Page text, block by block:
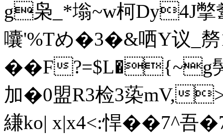
g枭_*塕~w柯Dy4J
囔'%Tめ�3�&哂Y议_剺
��F?=$L�{~g
加�0盟R3检3蒅mV,
縑ko| x|x4<:悍��7^吾